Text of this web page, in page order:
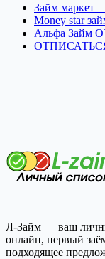
Займ маркет
Money star
Альфа Займ
ОТПИСАТЬСЯ
Л-Займ — ваш
онлайн, первый
подходящее